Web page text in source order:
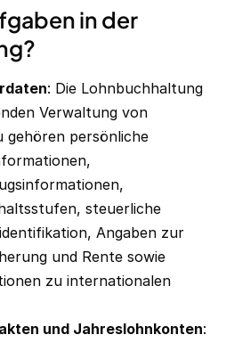
in der
: Die Lohnbuchhaltung
Verwaltung von
gehören persönliche
steuerliche
Angaben zur
und Rente sowie
zu internationalen
und Jahreslohnkonten: